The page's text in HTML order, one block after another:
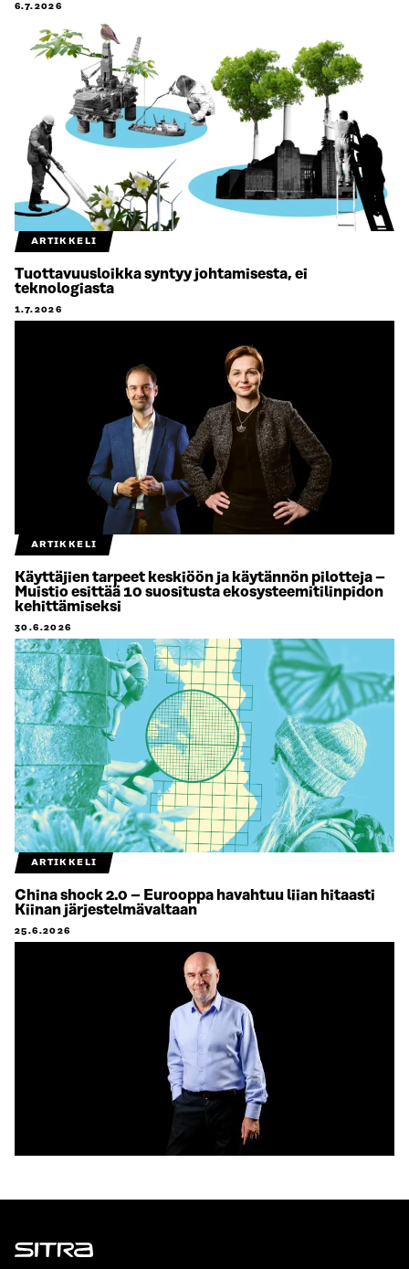
6.7.2026
ARTIKKELI
Tuottavuusloikka syntyy johtamisesta, ei
teknologiasta
1.7.2026
ARTIKKELI
Käyttäjien tarpeet keskiöön ja käytännön pilotteja –
Muistio esittää 10 suositusta ekosysteemitilinpidon
kehittämiseksi
30.6.2026
ARTIKKELI
China shock 2.0 – Eurooppa havahtuu liian hitaasti
Kiinan järjestelmävaltaan
25.6.2026
Sitra